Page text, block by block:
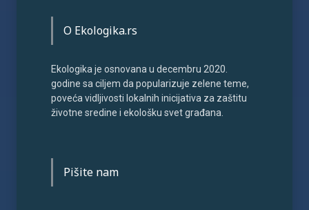
O Ekologika.rs
Ekologika je osnovana u decembru 2020.
godine sa ciljem da popularizuje zelene teme,
poveća vidljivosti lokalnih inicijativa za zaštitu
životne sredine i ekološku svet građana.
Pišite nam